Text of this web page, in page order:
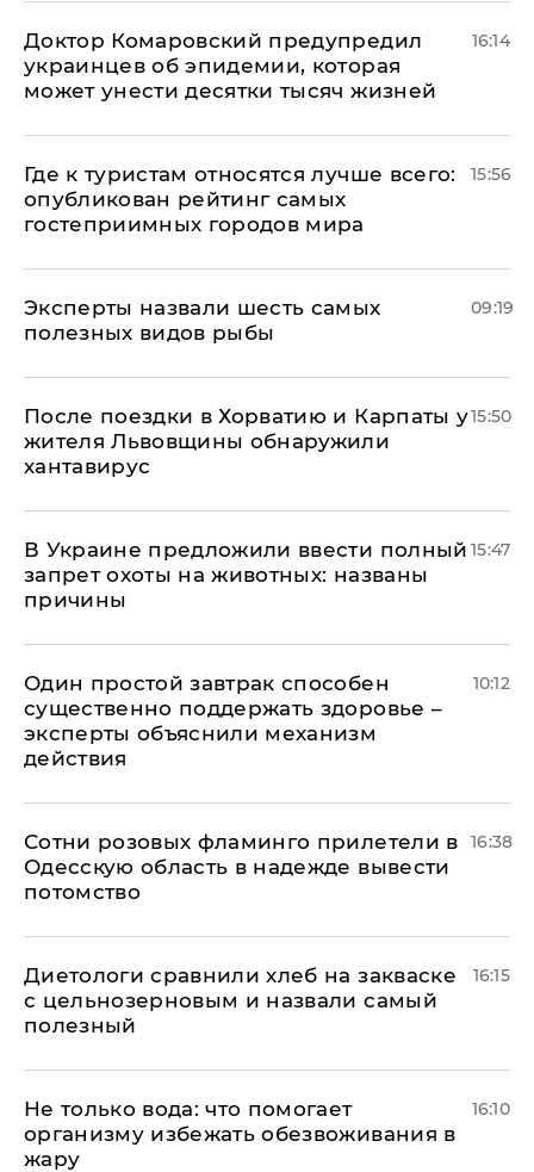
Доктор Комаровский предупредил
украинцев об эпидемии, которая
может унести десятки тысяч жизней
16:14
Где к туристам относятся лучше всего:
опубликован рейтинг самых
гостеприимных городов мира
15:56
Эксперты назвали шесть самых
полезных видов рыбы
09:19
После поездки в Хорватию и Карпаты у
жителя Львовщины обнаружили
хантавирус
15:50
В Украине предложили ввести полный
запрет охоты на животных: названы
причины
15:47
Один простой завтрак способен
существенно поддержать здоровье –
эксперты объяснили механизм
действия
10:12
Сотни розовых фламинго прилетели в
Одесскую область в надежде вывести
потомство
16:38
Диетологи сравнили хлеб на закваске
с цельнозерновым и назвали самый
полезный
16:15
Не только вода: что помогает
организму избежать обезвоживания в
жару
16:10